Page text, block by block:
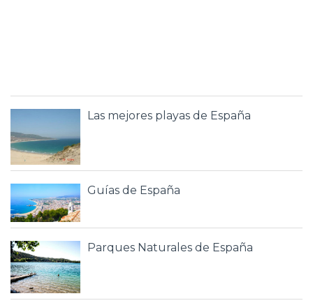
Las mejores playas de España
Guías de España
Parques Naturales de España